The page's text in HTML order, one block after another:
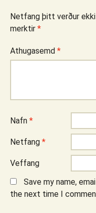
Netfang þitt verður
merktir *
Athugasemd *
Nafn *
Netfang *
Veffang
Save my name,
the next time I